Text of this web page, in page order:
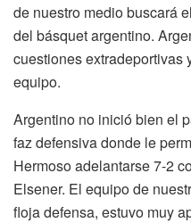
de nuestro medio buscará
del básquet argentino.
cuestiones extradeportivas
equipo.
Argentino no inició bien el
faz defensiva donde le
Hermoso adelantarse 7-2
Elsener. El equipo de
floja defensa, estuvo muy